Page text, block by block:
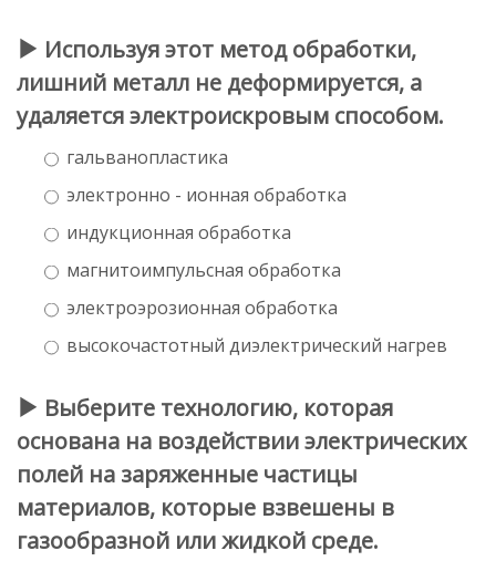
Используя этот метод обработки,
лишний металл не деформируется, а
удаляется электроискровым способом.
гальванопластика
электронно - ионная обработка
индукционная обработка
магнитоимпульсная обработка
электроэрозионная обработка
высокочастотный диэлектрический нагрев
Выберите технологию, которая
основана на воздействии электрических
полей на заряженные частицы
материалов, которые взвешены в
газообразной или жидкой среде.